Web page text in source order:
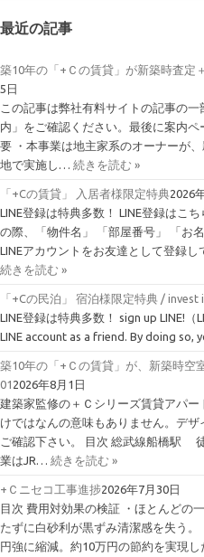
最近の記事
築10年の「+Ｃの賃貸」が新築時査定
5日
この記事は弊社有料サイトの記事の
内」をご確認ください。最後に案内
要 ・本事業は地主家系のオーナーが
地で実施し… 続きを読む »
「+Cの賃貸」 入居者様限定特典2026
LINE登録は特典多数！ LINE登録はこ
の際、「物件名」 「部屋番号」 「お
LINEアカウントをお友達として登録
続きを読む »
「+Cの民泊」 宿泊様限定特典 /
LINE登録は特典多数！ sign up LINE!
LINE account as a friend. By doing so,
築10年の「+Ｃの賃貸」が、新築時空
01 2026年8月1日
建築家監修の＋Ｃシリーズ賃貸アパ
けではなんの意味もありません。デ
ご確認下さい。 目次 総武線船橋駅
業はJR… 続きを読む »
+Ｃニセコ工事進捗2026年7月30日
目次 費用対効果の検証 ・ほとんどの
たずに白砂利が黒ずみ清潔感を失う
円強に縮減。約10万円の節約を実現